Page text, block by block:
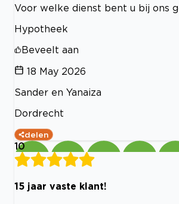
Voor welke dienst bent u bij ons
Hypotheek
Beveelt aan
18 May 2026
Sander en Yanaiza
Dordrecht
delen
10
15 jaar vaste klant!